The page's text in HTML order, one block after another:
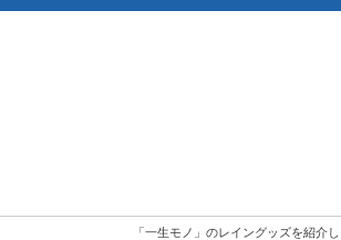
「一生モノ」のレイングッズを紹介